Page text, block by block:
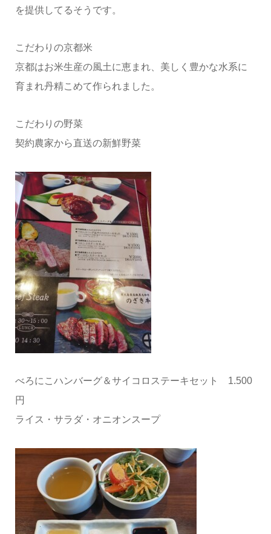
を提供してるそうです。
こだわりの京都米
京都はお米生産の風土に恵まれ、美しく豊かな水系に
育まれ丹精こめて作られました。
こだわりの野菜
契約農家から直送の新鮮野菜
べろにこハンバーグ＆サイコロステーキセット 1.500
円
ライス・サラダ・オニオンスープ